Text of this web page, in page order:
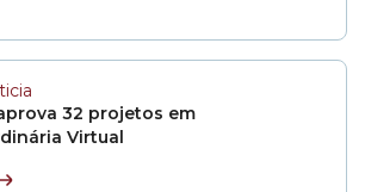
32 projetos em
Virtual